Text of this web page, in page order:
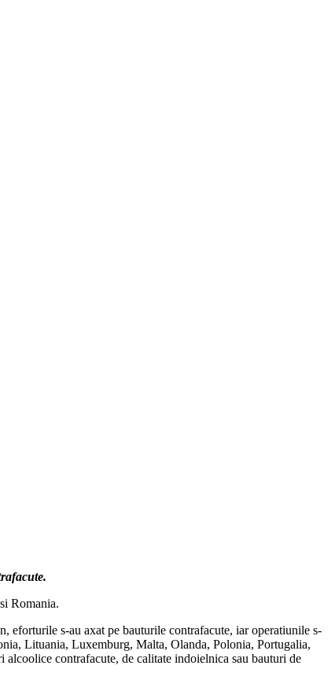
Romania.
eforturile s-au axat pe bauturile contrafacute, iar operatiunile s-
Lituania, Luxemburg, Malta, Olanda, Polonia, Portugalia,
contrafacute, de calitate indoielnica sau bauturi de